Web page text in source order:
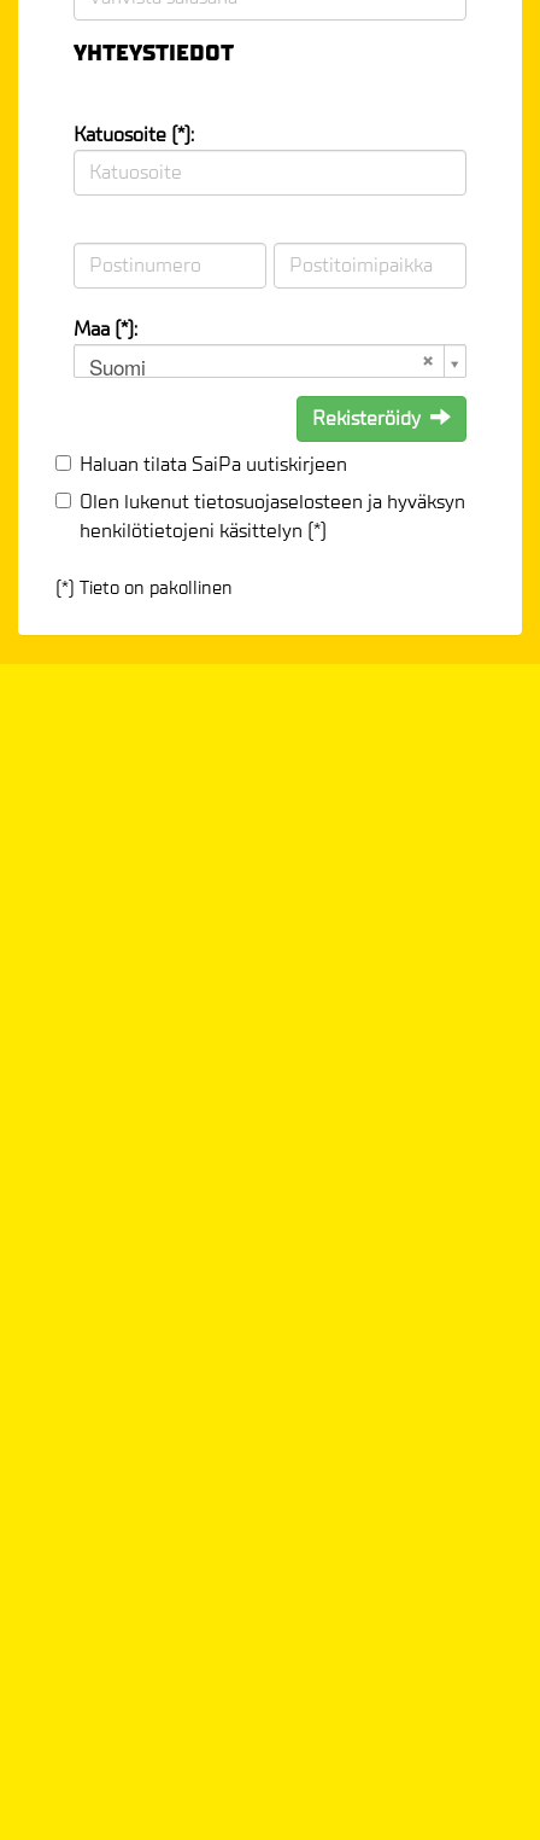
YHTEYSTIEDOT
Katuosoite (*):
Maa (*):
Suomi
Rekisteröidy
Haluan tilata SaiPa uutiskirjeen
Olen lukenuttietosuojaselosteen ja hyväksyn
henkilötietojeni käsittelyn (*)
(*) Tieto on pakollinen